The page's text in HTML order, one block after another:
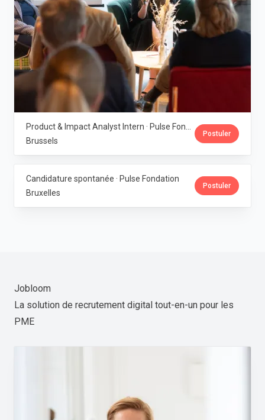
Brussels
Postuler
Candidature spontanée · Pulse Fondation
Bruxelles
Postuler
Jobloom
La solution de recrutement digital tout-en-un pour les
PME